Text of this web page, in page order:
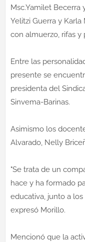
Msc.Yamilet Becerra
Yelitzi Guerra y
con almuerzo, rifas y
Entre las
presente se
presidenta del
Sinvema-Barinas.
Asimismo los
Alvarado, Nelly
"Se trata de un
hace y ha formado
educativa, junto a
expresó Morillo.
Mencionó que la